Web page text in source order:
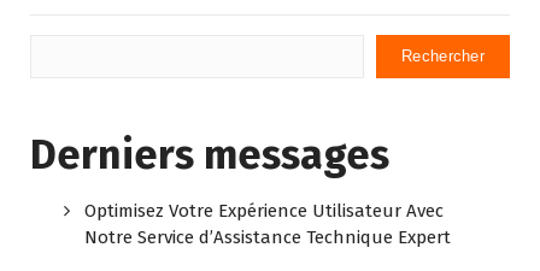
Rechercher
Derniers messages
Optimisez Votre Expérience Utilisateur Avec
Notre Service d’Assistance Technique Expert